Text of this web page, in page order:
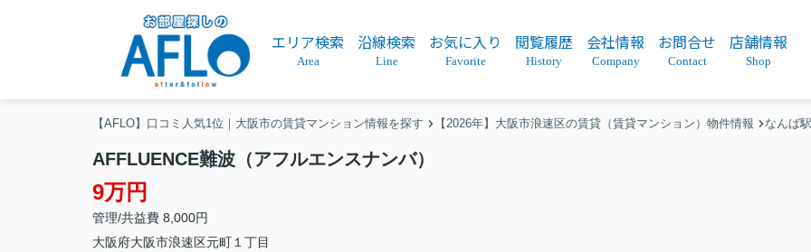
エリア検索
Area
沿線検索
Line
お気に入り
Favorite
閲覧履歴
History
会社情報
Company
お問合せ
Contact
店舗情報
Shop
【AFLO】口コミ人気1位｜大阪市の賃貸マンション情報を探す 【2026年】大阪市浪速区の賃貸（賃貸マンション）物件情報 なんば駅
AFFLUENCE難波（アフルエンスナンバ）
9万円
管理/共益費 8,000円
大阪府大阪市浪速区元町 １丁目